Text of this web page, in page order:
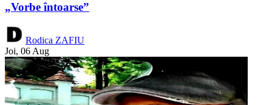
„Vorbe întoarse”
Rodica ZAFIU
Joi, 06 Aug